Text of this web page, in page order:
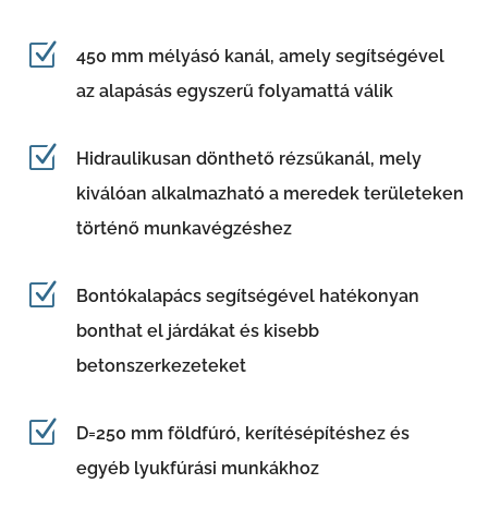
Z
450 mm mélyásó kanál, amely segítségével
az alapásás egyszerű folyamattá válik
Z
Hidraulikusan dönthető rézsűkanál, mely
kiválóan alkalmazható a meredek területeken
történő munkavégzéshez
Z
Bontókalapács segítségével hatékonyan
bonthat el járdákat és kisebb
betonszerkezeteket
Z
D=250 mm földfúró, kerítésépítéshez és
egyéb lyukfúrási munkákhoz